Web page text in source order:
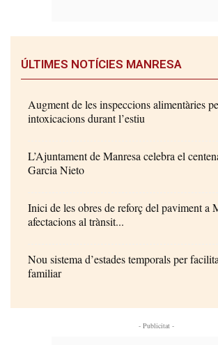
ÚLTIMES NOTÍCIES MANRESA
Augment de les inspeccions alimentàries
intoxicacions durant l’estiu
L’Ajuntament de Manresa celebra el
Garcia Nieto
Inici de les obres de reforç del paviment a
afectacions al trànsit...
Nou sistema d’estades temporals per
familiar
- Publicitat -